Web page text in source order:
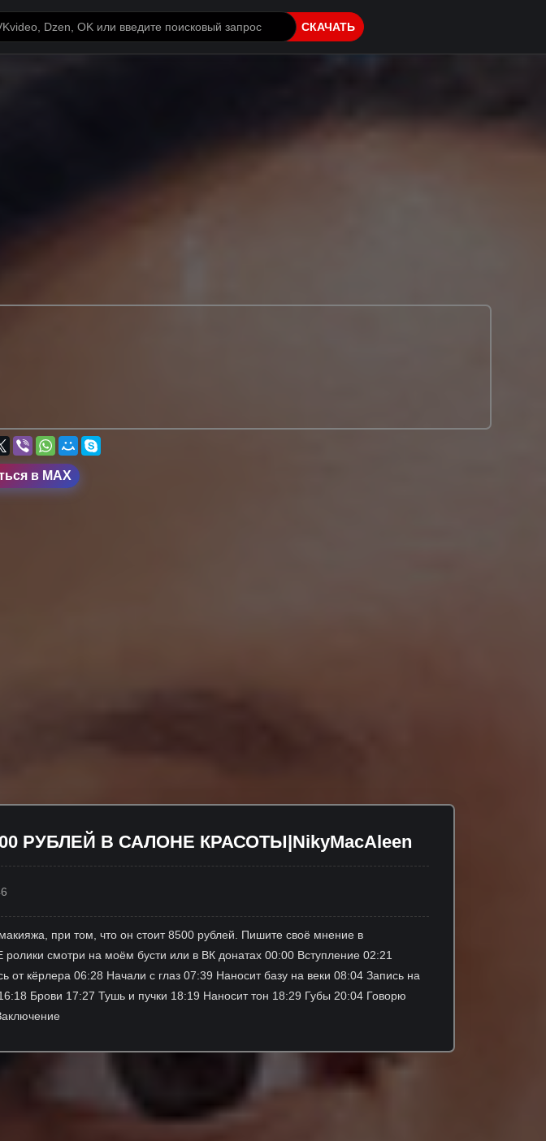
СКАЧАТЬ
в MAX
РУБЛЕЙ В САЛОНЕ КРАСОТЫ|NikyMacAleen
при том, что он стоит 8500 рублей. Пишите своё мнение в
смотри на моём бусти или в ВК донатах 00:00 Вступление 02:21
кёрлера 06:28 Начали с глаз 07:39 Наносит базу на веки 08:04 Запись на
Брови 17:27 Тушь и пучки 18:19 Наносит тон 18:29 Губы 20:04 Говорю